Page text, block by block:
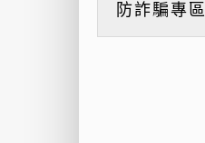
防詐騙專區